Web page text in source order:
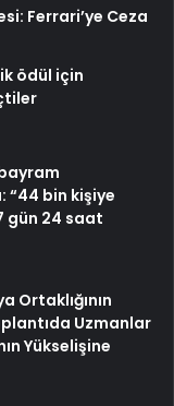
Ferrari’ye Ceza
ödül için
“44 bin kişiye
gün 24 saat
Ortaklığının
Uzmanlar
Yükselişine